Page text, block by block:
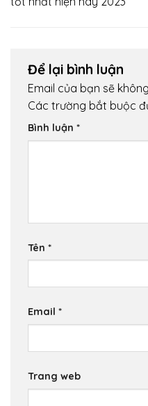
Để lại bình luận
Email của bạn sẽ
Các trường bắt buộc
Bình luận *
Tên *
Email *
Trang web